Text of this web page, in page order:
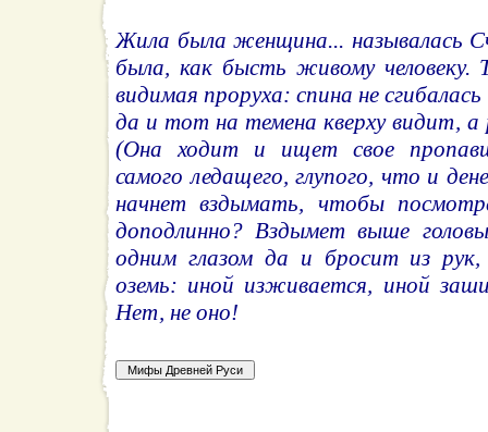
Жила была женщина... называлась
была, как бысть живому человеку.
видимая проруха: спина не
да и тот на темена кверху видит, а
(Она ходит и ищет свое
самого ледащего, глупого, что и
начнет вздымать, чтобы
доподлинно? Вздымет выше
одним глазом да и бросит из
оземь: иной изживается, иной
Нет, не оно!